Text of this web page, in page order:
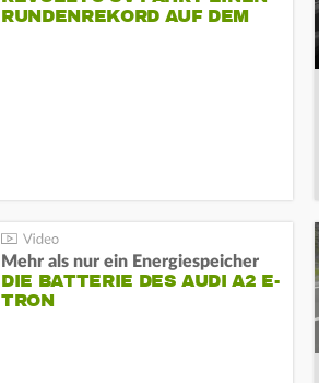
RUNDENREKORD AUF DEM
Mehr als nur ein Energiespeicher
DIE BATTERIE DES AUDI A2 E-
TRON